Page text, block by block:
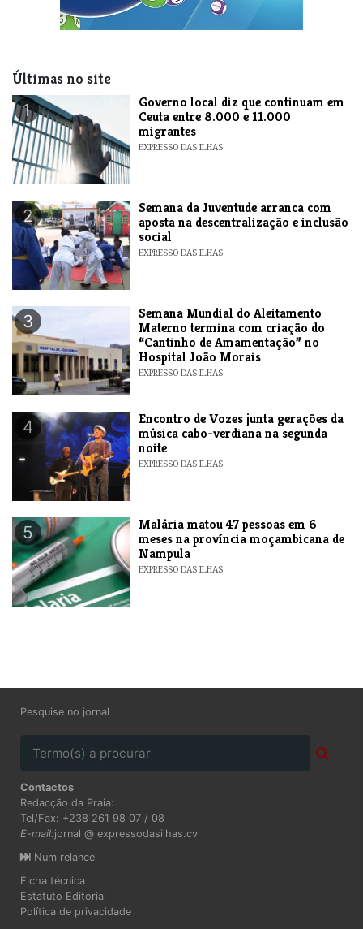
Últimas no site
1
​Governo local diz que continuam em
Ceuta entre 8.000 e 11.000
migrantes
EXPRESSO DAS ILHAS
2
Semana da Juventude arranca com
aposta na descentralização e inclusão
social
EXPRESSO DAS ILHAS
3
Semana Mundial do Aleitamento
Materno termina com criação do
“Cantinho de Amamentação” no
Hospital João Morais
EXPRESSO DAS ILHAS
4
Encontro de Vozes junta gerações da
música cabo-verdiana na segunda
noite
EXPRESSO DAS ILHAS
5
​Malária matou 47 pessoas em 6
meses na província moçambicana de
Nampula
EXPRESSO DAS ILHAS
Pesquise no jornal
Contactos
Redacção da Praia:
Tel/Fax: +238 261 98 07 / 08
E-mail:jornal @ expressodasilhas.cv
Num relance
Ficha técnica
Estatuto Editorial
Política de privacidade